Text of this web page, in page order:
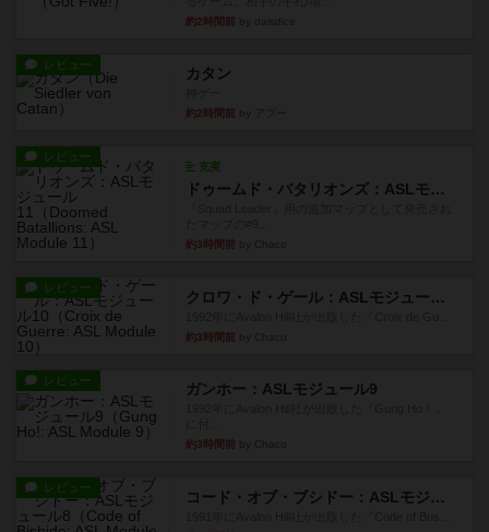
約2時間前
レビュー カタン
約2時間前
レビュー
充実
ドゥームド・バタリオンズ：ASLモジュール11
約3時間前
レビュー
クロワ・ド・ゲール：ASLモジュール10
約3時間前
レビュー ガンホー：ASLモジュール9
約3時間前
レビュー
コード・オブ・ブシドー：ASLモジュール8